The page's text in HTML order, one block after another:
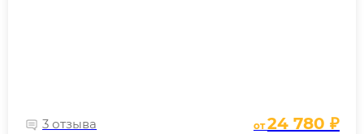
3 отзыва от24 780 ₽